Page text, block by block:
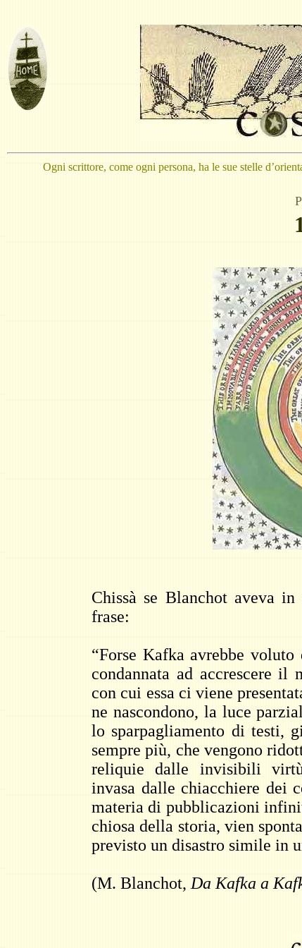
Ogni scrittore, come ogni persona, ha le sue stelle
Chissà se Blanchot aveva
frase:
“Forse Kafka avrebbe
condannata ad accrescere il
con cui essa ci viene
ne nascondono, la luce
lo sparpagliamento di testi,
sempre più, che vengono
reliquie dalle invisibili
invasa dalle chiacchiere dei
materia di pubblicazioni
chiosa della storia, vien
previsto un disastro simile in
(M. Blanchot, Da Kafka a